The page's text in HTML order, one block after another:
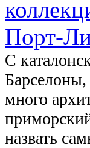
С
Барселоны,
много
назвать